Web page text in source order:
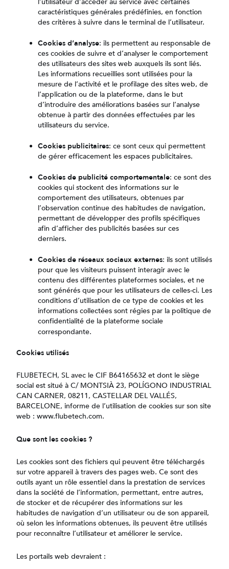
caractéristiques générales prédéfinies, en fonction
des critères à suivre dans le terminal de l’utilisateur.
Cookies d’analyse: ils permettent au responsable de
ces cookies de suivre et d’analyser le comportement
des utilisateurs des sites web auxquels ils sont liés.
Les informations recueillies sont utilisées pour la
mesure de l’activité et le profilage des sites web, de
l’application ou de la plateforme, dans le but
d’introduire des améliorations basées sur l’analyse
obtenue à partir des données effectuées par les
utilisateurs du service.
Cookies publicitaires: ce sont ceux qui permettent
de gérer efficacement les espaces publicitaires.
Cookies de publicité comportementale: ce sont des
cookies qui stockent des informations sur le
comportement des utilisateurs, obtenues par
l’observation continue des habitudes de navigation,
permettant de développer des profils spécifiques
afin d’afficher des publicités basées sur ces
derniers.
Cookies de réseaux sociaux externes: ils sont utilisés
pour que les visiteurs puissent interagir avec le
contenu des différentes plateformes sociales, et ne
sont générés que pour les utilisateurs de celles-ci. Les
conditions d’utilisation de ce type de cookies et les
informations collectées sont régies par la politique de
confidentialité de la plateforme sociale
correspondante.
Cookies utilisés
FLUBETECH, SL avec le CIF B64165632 et dont le siège
social est situé à C/ MONTSIÀ 23, POLÍGONO INDUSTRIAL
CAN CARNER, 08211, CASTELLAR DEL VALLÉS,
BARCELONE, informe de l’utilisation de cookies sur son site
web : www.flubetech.com.
Que sont les cookies ?
Les cookies sont des fichiers qui peuvent être téléchargés
sur votre appareil à travers des pages web. Ce sont des
outils ayant un rôle essentiel dans la prestation de services
dans la société de l’information, permettant, entre autres,
de stocker et de récupérer des informations sur les
habitudes de navigation d’un utilisateur ou de son appareil,
où selon les informations obtenues, ils peuvent être utilisés
pour reconnaître l’utilisateur et améliorer le service.
Les portails web devraient :